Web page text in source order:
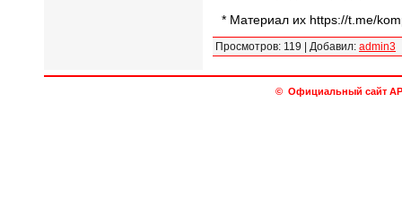
* Материал их https://t.me/
Просмотров: 119 Добавил: admin3
© Официальный сайт